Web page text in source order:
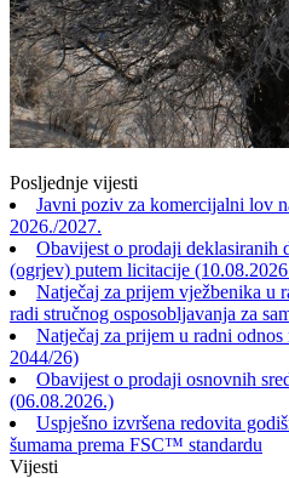
Posljednje vijesti
Javni poziv za komercijalni lov
2026./2027.
Obavijest o prodaji deklasiranih
(ogrjev) putem licitacije
Natječaj za prijem vježbenika u
radi stručnog osposobljavanja za
Natječaj za prijem u radni
2044/26)
Obavijest o prodaji osnovnih
(06.08.2026.)
Uspješno izvršena redovita
šumama prema FSC™ standardu
Vijesti